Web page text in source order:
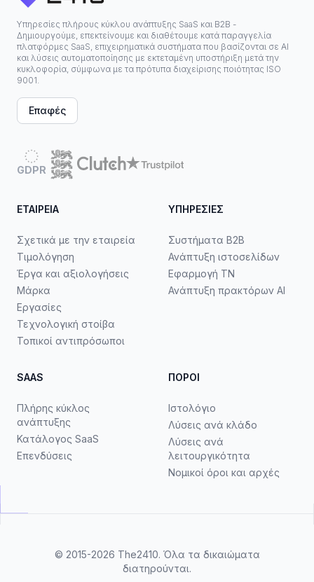
Υπηρεσίες πλήρους κύκλου ανάπτυξης SaaS και B2B -
Δημιουργούμε, επεκτείνουμε και διαθέτουμε κατά παραγγελία
πλατφόρμες SaaS, επιχειρηματικά συστήματα που βασίζονται σε ΑΙ
και λύσεις αυτοματοποίησης με εκτεταμένη υποστήριξη μετά την
κυκλοφορία, σύμφωνα με τα πρότυπα διαχείρισης ποιότητας ISO
9001.
Επαφές
GDPR
ΕΤΑΙΡΕΊΑ
Σχετικά με την εταιρεία
Τιμολόγηση
Έργα και αξιολογήσεις
Μάρκα
Εργασίες
Τεχνολογική στοίβα
Τοπικοί αντιπρόσωποι
ΥΠΗΡΕΣΊΕΣ
Συστήματα B2B
Ανάπτυξη ιστοσελίδων
Εφαρμογή ΤΝ
Ανάπτυξη πρακτόρων AI
SAAS
Πλήρης κύκλος
ανάπτυξης
Κατάλογος SaaS
Επενδύσεις
ΠΌΡΟΙ
Ιστολόγιο
Λύσεις ανά κλάδο
Λύσεις ανά
λειτουργικότητα
Νομικοί όροι και αρχές
© 2015-2026 The2410. Όλα τα δικαιώματα
διατηρούνται.